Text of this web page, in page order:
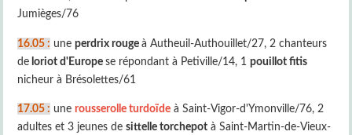
Jumièges/76
16.05 : uneperdrix rougeà Autheuil-Authouillet/27, 2 chanteurs
de loriot d'Europese répondant à Petiville/14, 1pouillot fitis
nicheur à Brésolettes/61
17.05 : unerousserolle turdoïde à Saint-Vigor-d'Ymonville/76, 2
adultes et 3 jeunes desittelle torchepot à Saint-Martin-de-Vieux-